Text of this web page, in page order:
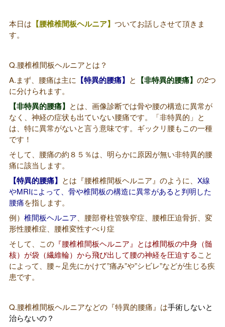
本日は 【腰椎椎間板ヘルニア】 ついてお話しさせて頂きま
す。
Q.腰椎椎間板ヘルニアとは？
A.まず、腰痛は主に 【特異的腰痛】 と 【非特異的腰痛】 の2つ
に分けられます。
【非特異的腰痛】 とは、画像診断では骨や腰の構造に異常が
なく、神経の症状も出ていない腰痛です。「非特異的」と
は、特に異常がないと言う意味です。ギックリ腰もこの一種
です！
そして、腰痛の約８５％は、明らかに原因が無い非特異的腰
痛に該当します。
【特異的腰痛】 とは『腰椎椎間板ヘルニア』のように、 X線
やMRIによって、骨や椎間板の構造に異常があると判明した
腰痛を指します。
例） 椎間板ヘルニア 、腰部脊柱管狭窄症、腰椎圧迫骨折、変
形性腰椎症、腰椎変性すべり症
そして、この 『腰椎椎間板ヘルニア』とは椎間板の中身（髄
核）が袋（繊維輪）から飛び出して腰の神経を圧迫すること
によって、腰～足先にかけて”痛み”や”シビレ”などが生じる疾
患です。
Q.腰椎椎間板ヘルニアなどの『特異的腰痛』は手術しないと
治らないの？